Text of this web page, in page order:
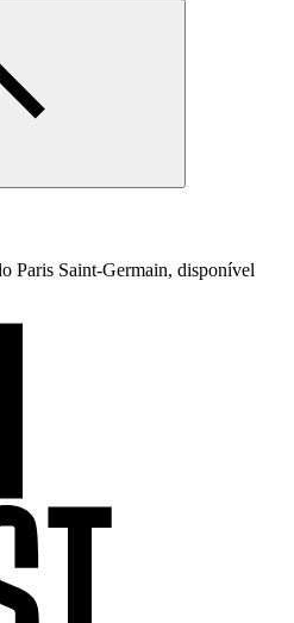
Paris Saint-Germain, disponível